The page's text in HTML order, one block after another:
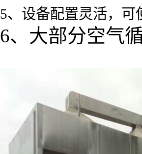
5、设备配置灵活，
6、大部分空气